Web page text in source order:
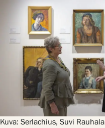
Kuva: Serlachius, Suvi Rauhala